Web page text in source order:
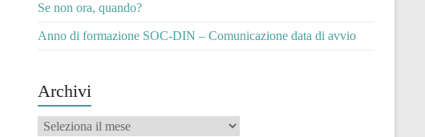
Se non ora, quando?
Anno di formazione SOC-DIN – Comunicazione data di avvio
Archivi
Archivi